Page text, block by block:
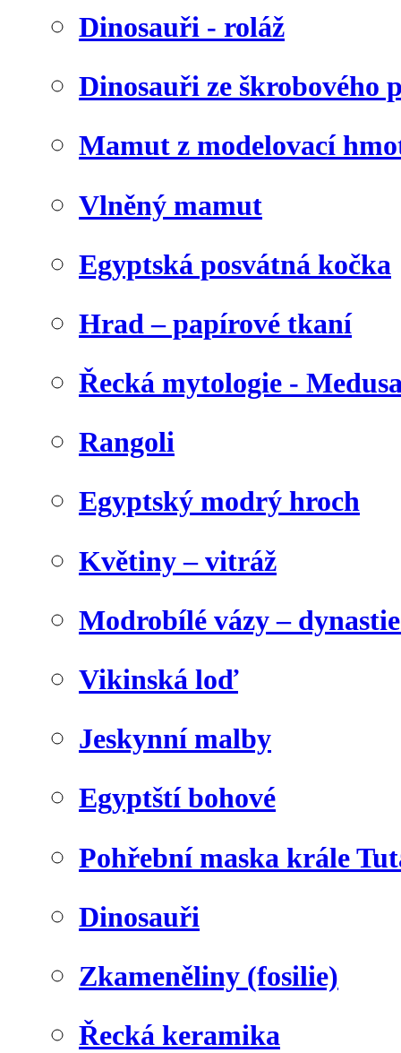
Dinosauři - roláž
Dinosauři ze škrobového
Mamut z modelovací
Vlněný mamut
Egyptská posvátná kočka
Hrad – papírové tkaní
Řecká mytologie -
Rangoli
Egyptský modrý hroch
Květiny – vitráž
Modrobílé vázy –
Vikinská loď
Jeskynní malby
Egyptští bohové
Pohřební maska krále
Dinosauři
Zkameněliny (fosilie)
Řecká keramika